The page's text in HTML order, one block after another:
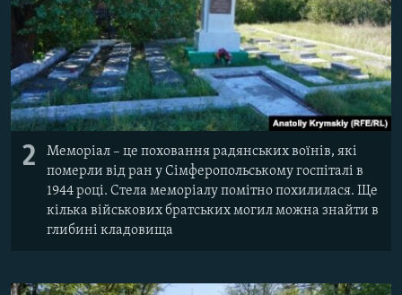
2
Меморіал – це поховання радянських воїнів, які
померли від ран у Сімферопольському госпіталі в
1944 році. Стела меморіалу помітно похилилася. Ще
кілька військових братських могил можна знайти в
глибині кладовища